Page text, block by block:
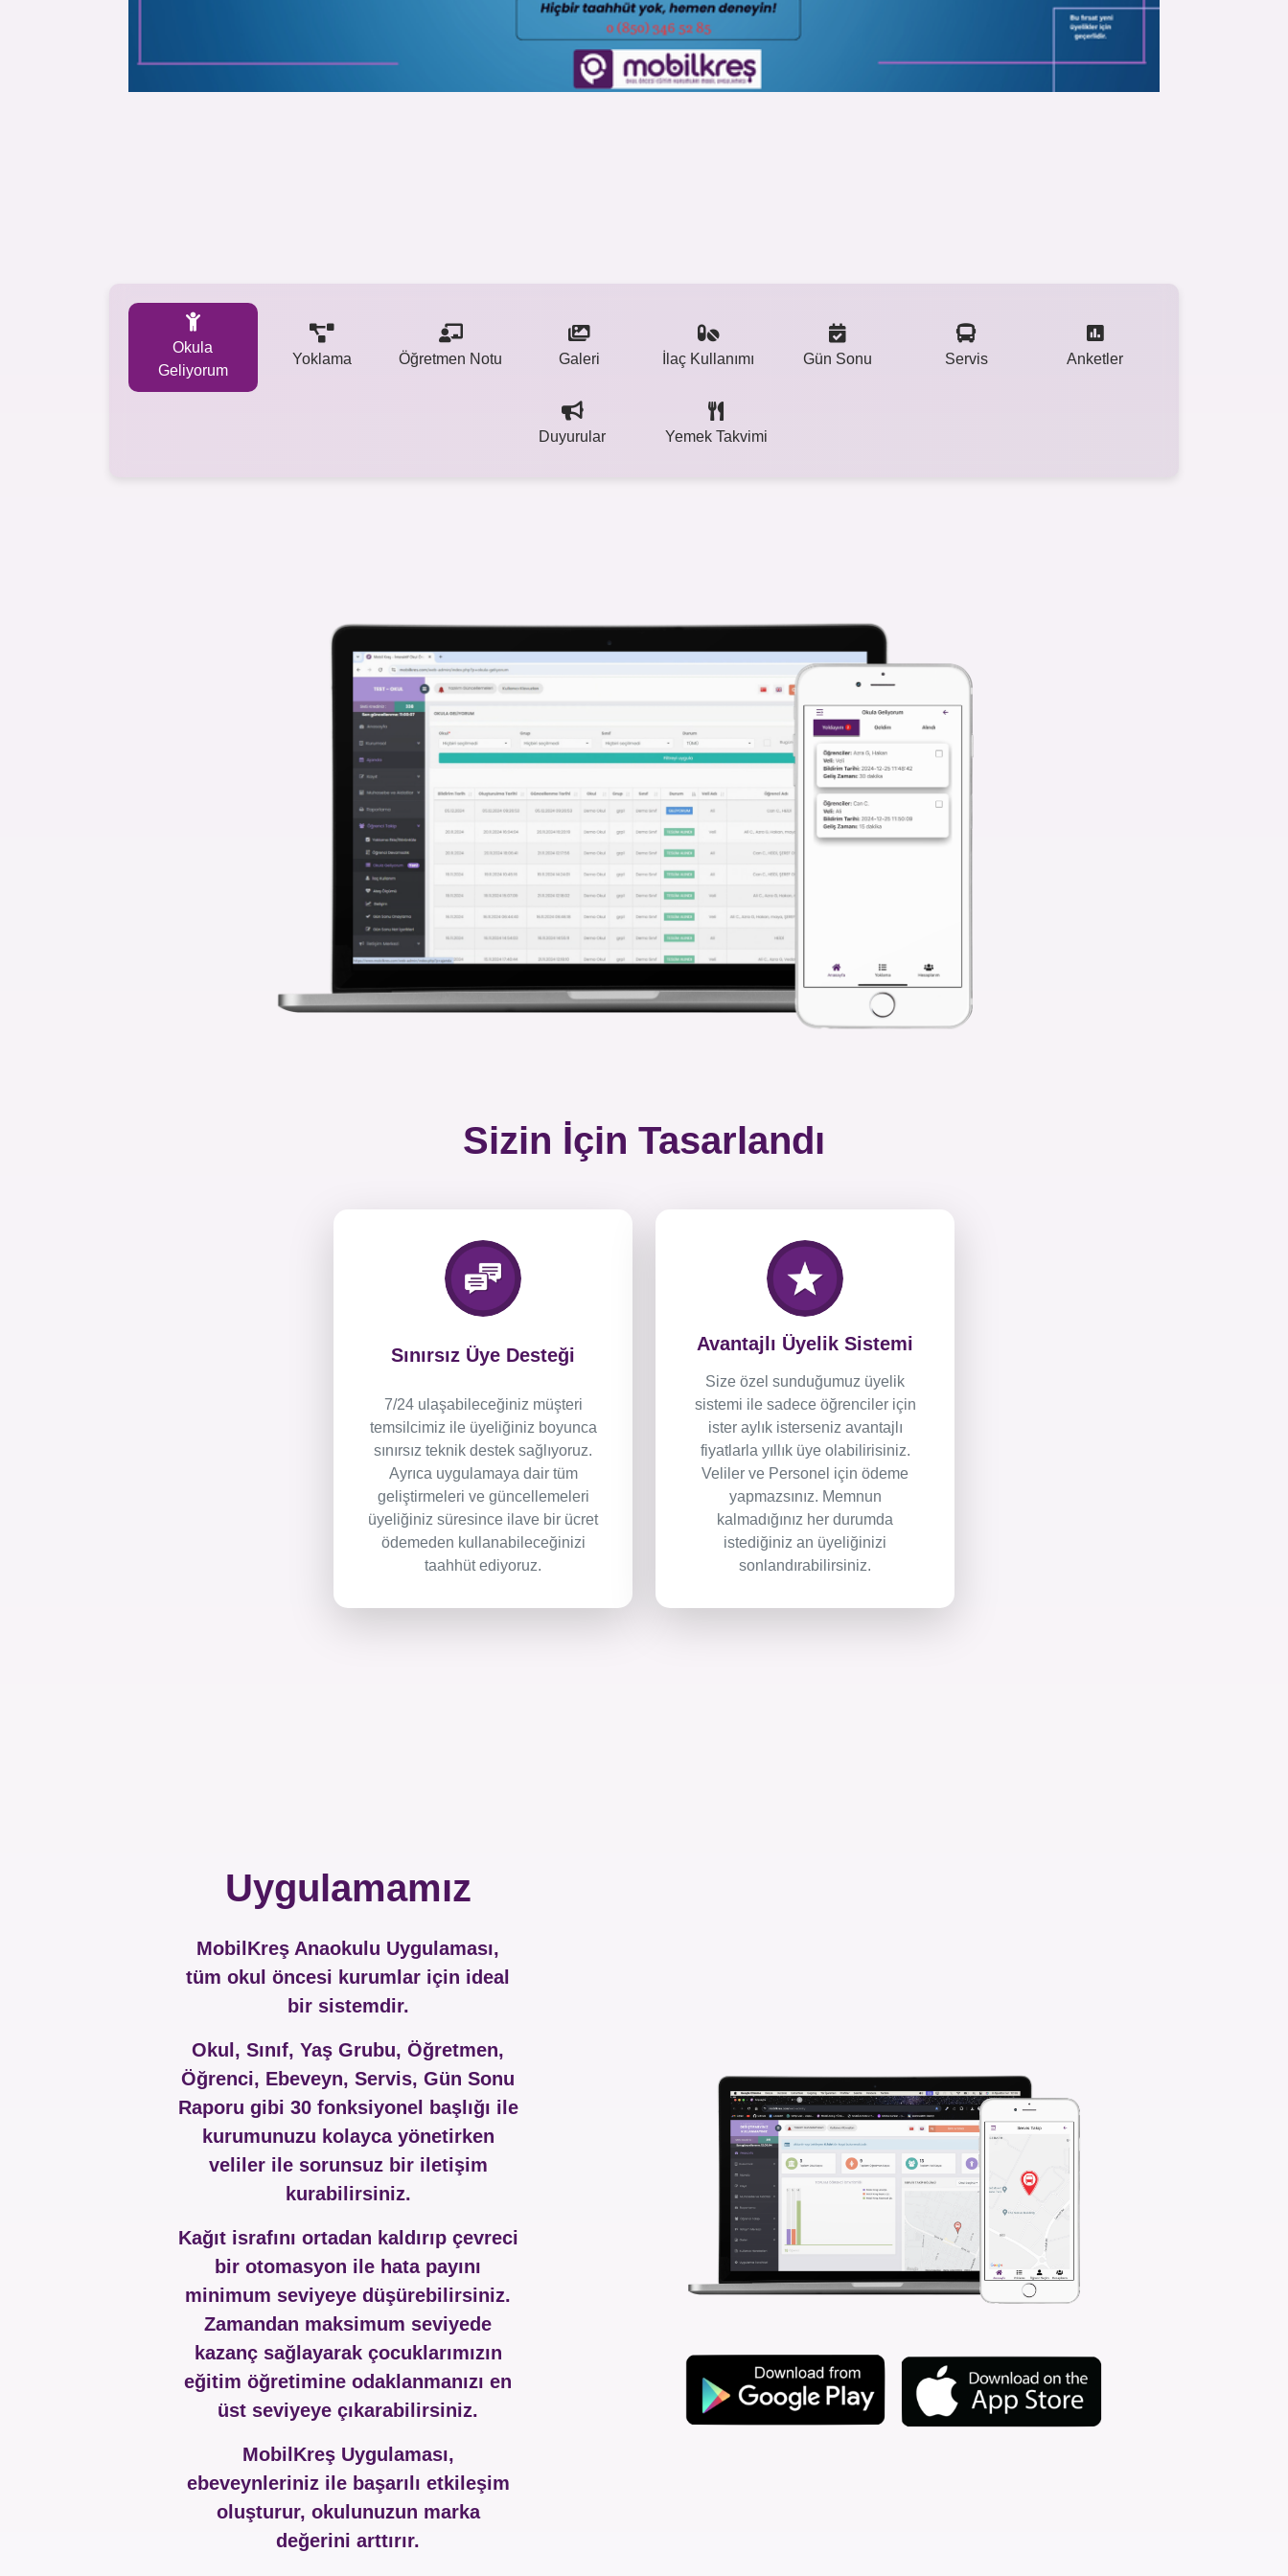
Okula
Geliyorum
Yoklama Öğretmen Notu Galeri İlaç Kullanımı Gün Sonu Servis Anketler
Duyurular Yemek Takvimi
Sizin İçin Tasarlandı
Sınırsız Üye Desteği
7/24 ulaşabileceğiniz müşteri
temsilcimiz ile üyeliğiniz boyunca
sınırsız teknik destek sağlıyoruz.
Ayrıca uygulamaya dair tüm
geliştirmeleri ve güncellemeleri
üyeliğiniz süresince ilave bir ücret
ödemeden kullanabileceğinizi
taahhüt ediyoruz.
Avantajlı Üyelik Sistemi
Size özel sunduğumuz üyelik
sistemi ile sadece öğrenciler için
ister aylık isterseniz avantajlı
fiyatlarla yıllık üye olabilirisiniz.
Veliler ve Personel için ödeme
yapmazsınız. Memnun
kalmadığınız her durumda
istediğiniz an üyeliğinizi
sonlandırabilirsiniz.
Uygulamamız
MobilKreş Anaokulu Uygulaması,
tüm okul öncesi kurumlar için ideal
bir sistemdir.
Okul, Sınıf, Yaş Grubu, Öğretmen,
Öğrenci, Ebeveyn, Servis, Gün Sonu
Raporu gibi 30 fonksiyonel başlığı ile
kurumunuzu kolayca yönetirken
veliler ile sorunsuz bir iletişim
kurabilirsiniz.
Kağıt israfını ortadan kaldırıp çevreci
bir otomasyon ile hata payını
minimum seviyeye düşürebilirsiniz.
Zamandan maksimum seviyede
kazanç sağlayarak çocuklarımızın
eğitim öğretimine odaklanmanızı en
üst seviyeye çıkarabilirsiniz.
MobilKreş Uygulaması,
ebeveynleriniz ile başarılı etkileşim
oluşturur, okulunuzun marka
değerini arttırır.